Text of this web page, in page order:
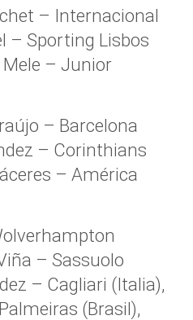
– Internacional
– Sporting Lisbos
– Junior
– Barcelona
– Corinthians
– América
– Sassuolo
– Cagliari (Italia),
(Brasil),